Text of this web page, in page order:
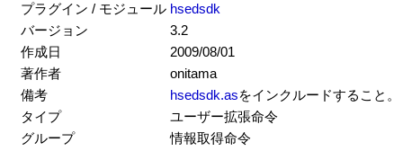
プラグイン / モジュール hsedsdk
バージョン
3.2
作成日
2009/08/01
著作者
onitama
備考
hsedsdk.asをインクルードすること。
タイプ
ユーザー拡張命令
グループ
情報取得命令